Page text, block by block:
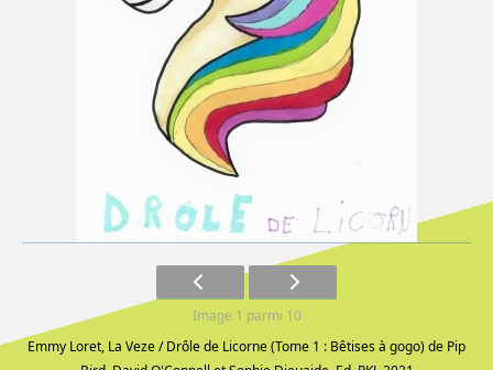
Image 1 parmi 10
Emmy Loret, La Veze / Drôle de Licorne (Tome 1 : Bêtises à gogo) de Pip